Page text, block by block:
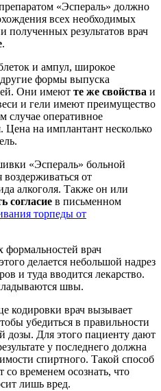
«Эспераль» должно
всех необходимых
полученных результатов врач
.
и ампул, широкое
формы выпуска
Они имеют те же свойства и
и гели имеют преимущество
случае оперативное
Цена на имплантант несколько
«Эспераль» больной
от
алкоголя. Также он или
согласие в письменном
торпеды от
формальностей врач
делается небольшой надрез
и туда вводится лекарство.
швы.
кодировки врач вызывает
убедиться в правильности
дозы. Для этого пациенту дают
у последнего должна
спиртного. Такой способ
со временем осознать, что
лишь вред.